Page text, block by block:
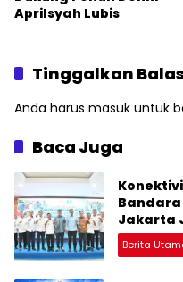
Aprilsyah Lubis
Tinggalkan
Anda harus masuk untuk
Baca Juga
Bandara
Jakarta
RI
Berita